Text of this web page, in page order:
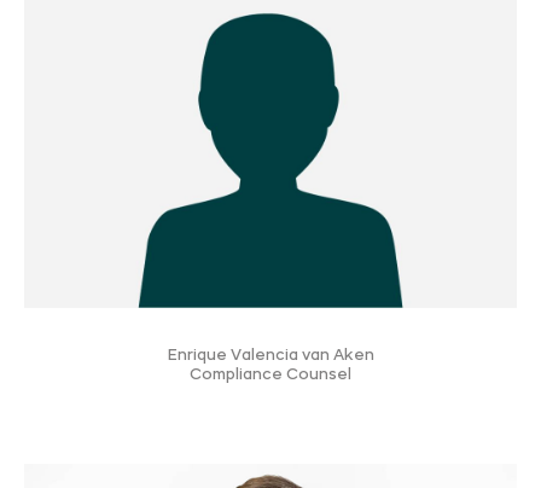
Enrique Valencia van Aken
Compliance Counsel